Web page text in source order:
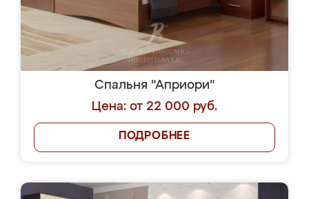
Спальня "Априори"
Цена: от 22 000 руб.
ПОДРОБНЕЕ